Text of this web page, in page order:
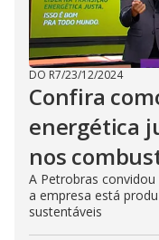
DO R7/23/12/2024
Confira
energética
nos
A Petrobras
a empresa está
sustentáveis